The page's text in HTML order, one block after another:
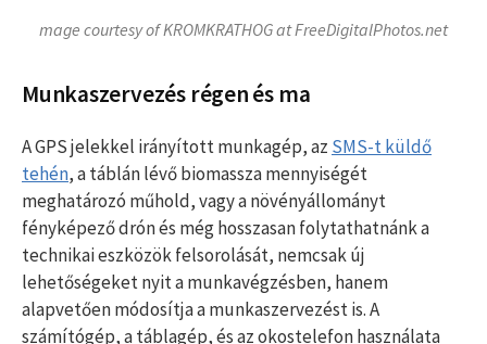
mage courtesy of KROMKRATHOG at FreeDigitalPhotos.net
Munkaszervezés régen és ma
A GPS jelekkel irányított munkagép, az SMS-t küldő
tehén, a táblán lévő biomassza mennyiségét
meghatározó műhold, vagy a növényállományt
fényképező drón és még hosszasan folytathatnánk a
technikai eszközök felsorolását, nemcsak új
lehetőségeket nyit a munkavégzésben, hanem
alapvetően módosítja a munkaszervezést is. A
számítógép, a táblagép, és az okostelefon használata